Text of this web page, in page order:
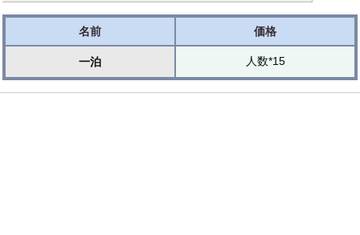
名前 価格
一泊 人数*15